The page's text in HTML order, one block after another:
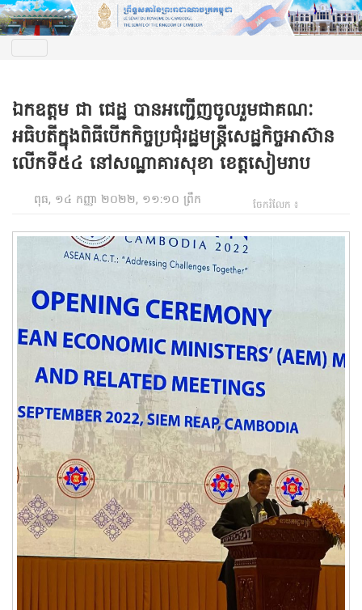
ឯកឧត្តម ជា ជេដ្ឋ បានអញ្ជើញចូលរួមជាគណៈ
អធិបតីក្នុងពិធីបើកកិច្ចប្រជុំរដ្ឋមន្រ្តីសេដ្ឋកិច្ចអាស៊ាន
លើកទី៥៤ នៅសណ្ឋាគារសុខា ខេត្តសៀមរាប
ពុធ, ១៤ កញ្ញា ២០២២, ១១:១០ ព្រឹក ចែករំលែក ៖